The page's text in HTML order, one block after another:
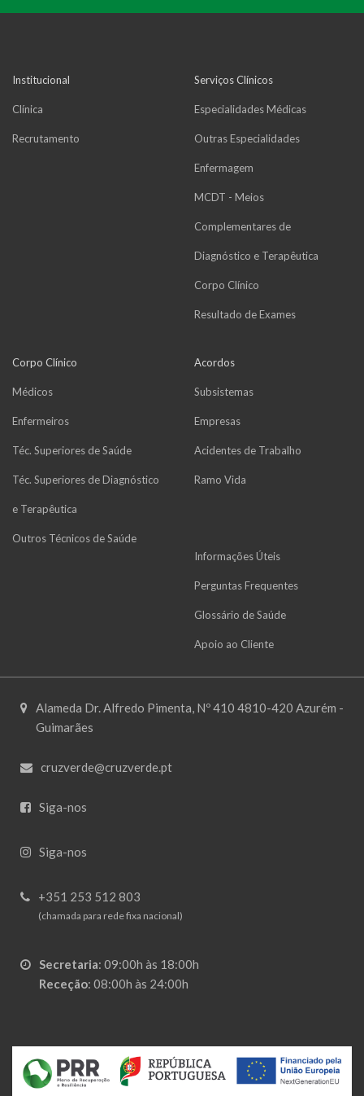
Institucional
Clínica
Recrutamento
Serviços Clínicos
Especialidades Médicas
Outras Especialidades
Enfermagem
MCDT - Meios
Complementares de
Diagnóstico e Terapêutica
Corpo Clínico
Resultado de Exames
Corpo Clínico
Médicos
Enfermeiros
Téc. Superiores de Saúde
Téc. Superiores de Diagnóstico
e Terapêutica
Outros Técnicos de Saúde
Acordos
Subsistemas
Empresas
Acidentes de Trabalho
Ramo Vida
Informações Úteis
Perguntas Frequentes
Glossário de Saúde
Apoio ao Cliente
Alameda Dr. Alfredo Pimenta, Nº 410 4810-420 Azurém -
Guimarães
cruzverde@cruzverde.pt
Siga-nos
Siga-nos
+351 253 512 803
(chamada para rede fixa nacional)
Secretaria: 09:00h às 18:00h
Receção: 08:00h às 24:00h